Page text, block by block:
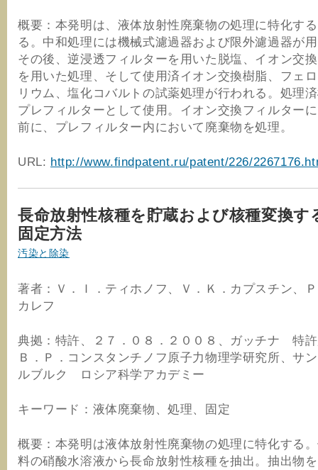
概要：本発明は、液体放射性廃棄物の処理に特化す
る。中和処理には機械式濾過器および限外濾過器が
その後、逆浸透フィルターを用いた脱塩、イオン交
を用いた処理、そして使用済イオン交換樹脂、フェ
リウム、塩化コバルトの試薬処理が行われる。処理
プレフィルターとして使用。イオン交換フィルター
前に、プレフィルター内において廃棄物を処理。
URL: http://www.findpatent.ru/patent/226/
長命放射性核種を貯蔵および核種変換す
固定方法
汚染と除染
著者：Ｖ．Ｉ．ティホノフ、Ｖ．Ｋ．カプスチン、
カレフ
典拠：特許、２７．０８．２００８、ガッチナ 特
Ｂ．Ｐ．コンスタンチノフ原子力物理学研究所、サ
ルブルク ロシア科学アカデミー
キーワード：液体廃棄物、処理、固定
概要：本発明は液体放射性廃棄物の処理に特化する
料の硝酸水溶液から長命放射性核種を抽出。抽出物